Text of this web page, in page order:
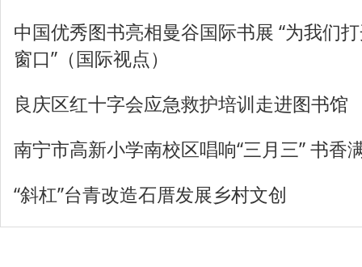
中国优秀图书亮相曼谷国际书展 “为我们
窗口”（国际视点）
良庆区红十字会应急救护培训走进图书馆
南宁市高新小学南校区唱响“三月三” 书香
“斜杠”台青改造石厝发展乡村文创